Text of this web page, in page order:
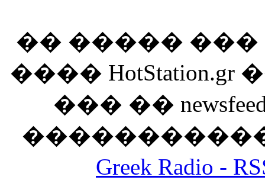
�� �����
����
��� ��
Greek Radio